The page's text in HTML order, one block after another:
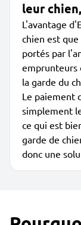
leur
L'avantage
chien est
portés par
emprunteurs
la garde du
Le paiement
simplement
ce qui est
garde de
donc une